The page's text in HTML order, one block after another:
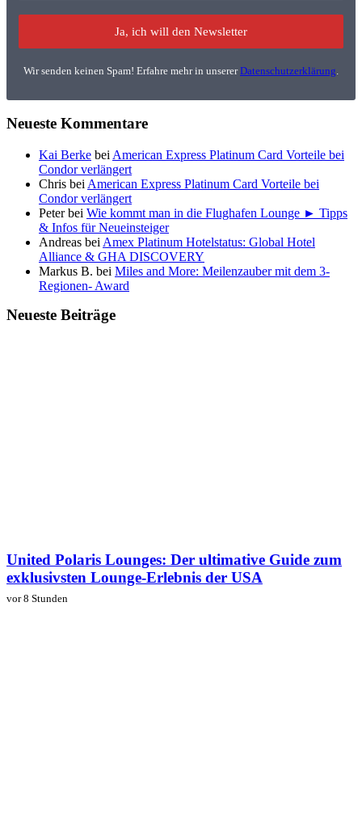
Wir senden keinen Spam! Erfahre mehr in unsererDatenschutzerklärung
Neueste Kommentare
Kai Berke bei American Express Platinum Card Vorteile bei
Condor verlängert
Chris bei American Express Platinum Card Vorteile bei
Condor verlängert
Peterbei Wie kommt man in die Flughafen Lounge ► Tipps
& Infos für Neueinsteiger
Andreas bei Amex Platinum Hotelstatus: Global Hotel
Alliance & GHA DISCOVERY
Markus B. bei Miles and More: Meilenzauber mit dem 3-
Regionen- Award
Neueste Beiträge
United Polaris Lounges: Der ultimative Guide zum
exklusivsten Lounge-Erlebnis der USA
vor 8 Stunden